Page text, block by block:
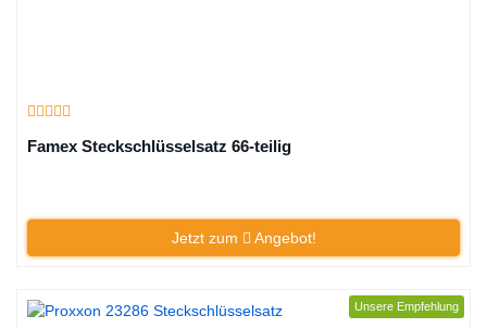
Famex Steckschlüsselsatz 66-teilig
Jetzt zum Angebot!
Unsere Empfehlung